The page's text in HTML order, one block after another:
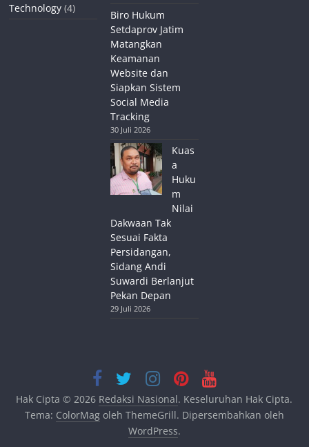
Technology (4)
Biro Hukum
Setdaprov Jatim
Matangkan
Keamanan
Website dan
Siapkan Sistem
Social Media
Tracking
30 Juli 2026
Kuas
a
Huku
m
Nilai
Dakwaan Tak
Sesuai Fakta
Persidangan,
Sidang Andi
Suwardi Berlanjut
Pekan Depan
29 Juli 2026
Hak Cipta © 2026 Redaksi Nasional. Keseluruhan Hak Cipta.
Tema: ColorMagoleh ThemeGrill. Dipersembahkan oleh
WordPress.